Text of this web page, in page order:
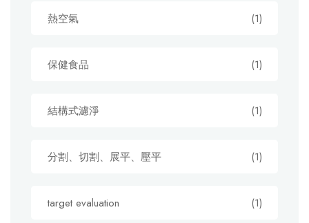
熱空氣 (1)
保健食品 (1)
結構式濾淨 (1)
分割、切割、展平、壓平 (1)
target evaluation (1)